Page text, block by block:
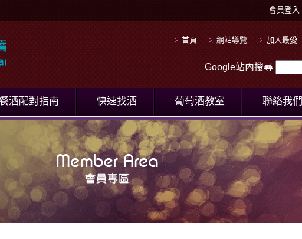
會員登入
首頁 網站導覽 加入最愛
Google站內搜尋
餐酒配對指南 快速找酒 葡萄酒教室 聯絡我們